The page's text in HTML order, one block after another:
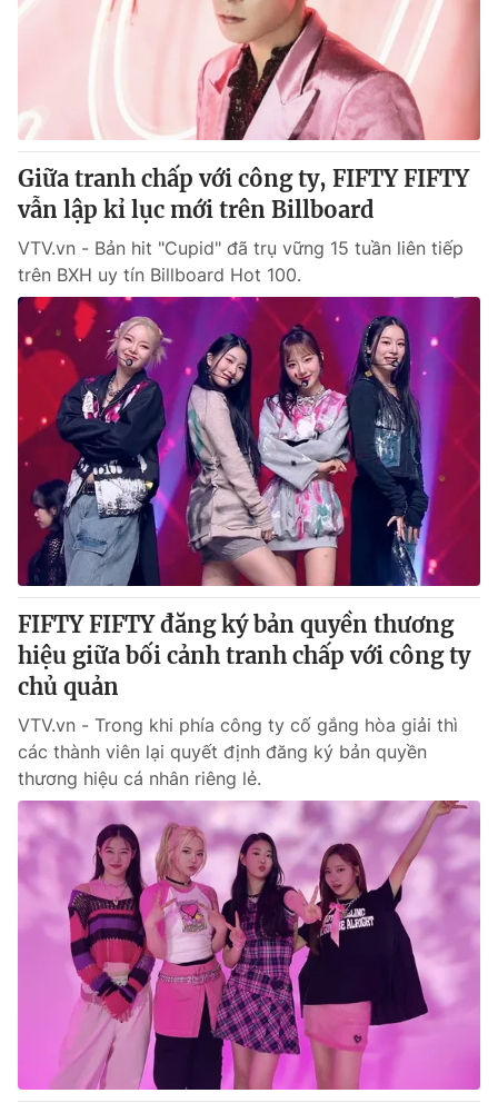
® Cấm sao chép dưới mọi hình thức nếu không có sự chấp
thông tin từ website này.
Giữa tranh chấp với công ty, FIFTY FIFTY
vẫn lập kỉ lục mới trên Billboard
VTV.vn - Bản hit "Cupid" đã trụ vững 15 tuần liên tiếp
trên BXH uy tín Billboard Hot 100.
FIFTY FIFTY đăng ký bản quyền thương
hiệu giữa bối cảnh tranh chấp với công ty
chủ quản
VTV.vn - Trong khi phía công ty cố gắng hòa giải thì
các thành viên lại quyết định đăng ký bản quyền
thương hiệu cá nhân riêng lẻ.